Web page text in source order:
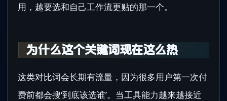
用，越要选和自己工作流更贴的那一个。
为什么这个关键词现在这么热
这类对比词会长期有流量，因为很多用户第一次付
费前都会搜‘到底该选谁’。当工具能力越来越接近